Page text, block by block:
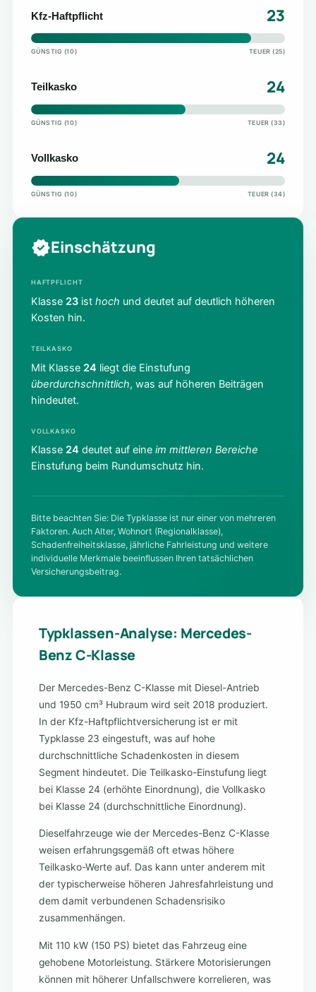
Kfz-Haftpflicht 23
GÜNSTIG (10) TEUER (25)
Teilkasko 24
GÜNSTIG (10) TEUER (33)
Vollkasko 24
GÜNSTIG (10) TEUER (34)
Einschätzung
HAFTPFLICHT
Klasse 23ist hoch und deutet auf deutlich höheren
Kosten hin.
TEILKASKO
Mit Klasse 24 liegt die Einstufung
überdurchschnittlich, was auf höheren Beiträgen
hindeutet.
VOLLKASKO
Klasse 24 deutet auf eine im mittleren Bereiche
Einstufung beim Rundumschutz hin.
Bitte beachten Sie: Die Typklasse ist nur einer von mehreren
Faktoren. Auch Alter, Wohnort (Regionalklasse),
Schadenfreiheitsklasse, jährliche Fahrleistung und weitere
individuelle Merkmale beeinflussen Ihren tatsächlichen
Versicherungsbeitrag.
Typklassen-Analyse: Mercedes-
Benz C-Klasse
Der Mercedes-Benz C-Klasse mit Diesel-Antrieb
und 1950 cm³ Hubraum wird seit 2018 produziert.
In der Kfz-Haftpflichtversicherung ist er mit
Typklasse 23 eingestuft, was auf hohe
durchschnittliche Schadenkosten in diesem
Segment hindeutet. Die Teilkasko-Einstufung liegt
bei Klasse 24 (erhöhte Einordnung), die Vollkasko
bei Klasse 24 (durchschnittliche Einordnung).
Dieselfahrzeuge wie der Mercedes-Benz C-Klasse
weisen erfahrungsgemäß oft etwas höhere
Teilkasko-Werte auf. Das kann unter anderem mit
der typischerweise höheren Jahresfahrleistung und
dem damit verbundenen Schadensrisiko
zusammenhängen.
Mit 110 kW (150 PS) bietet das Fahrzeug eine
gehobene Motorleistung. Stärkere Motorisierungen
können mit höherer Unfallschwere korrelieren, was